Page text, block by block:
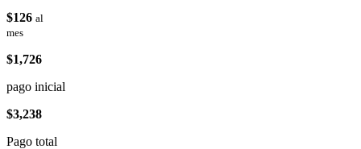
$126 al
mes
$1,726
pago inicial
$3,238
Pago total